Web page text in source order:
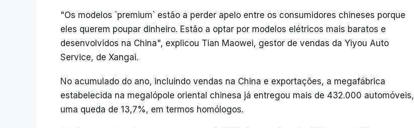
"Os modelos `premium` estão a perder apelo entre os consumidores chineses porque
eles querem poupar dinheiro. Estão a optar por modelos elétricos mais baratos e
desenvolvidos na China", explicou Tian Maowei, gestor de vendas da Yiyou Auto
Service, de Xangai.
No acumulado do ano, incluindo vendas na China e exportações, a megafábrica
estabelecida na megalópole oriental chinesa já entregou mais de 432.000 automóveis,
uma queda de 13,7%, em termos homólogos.